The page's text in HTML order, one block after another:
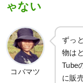
ゃない
コバマツ
ずっ
物は
Tube
に販